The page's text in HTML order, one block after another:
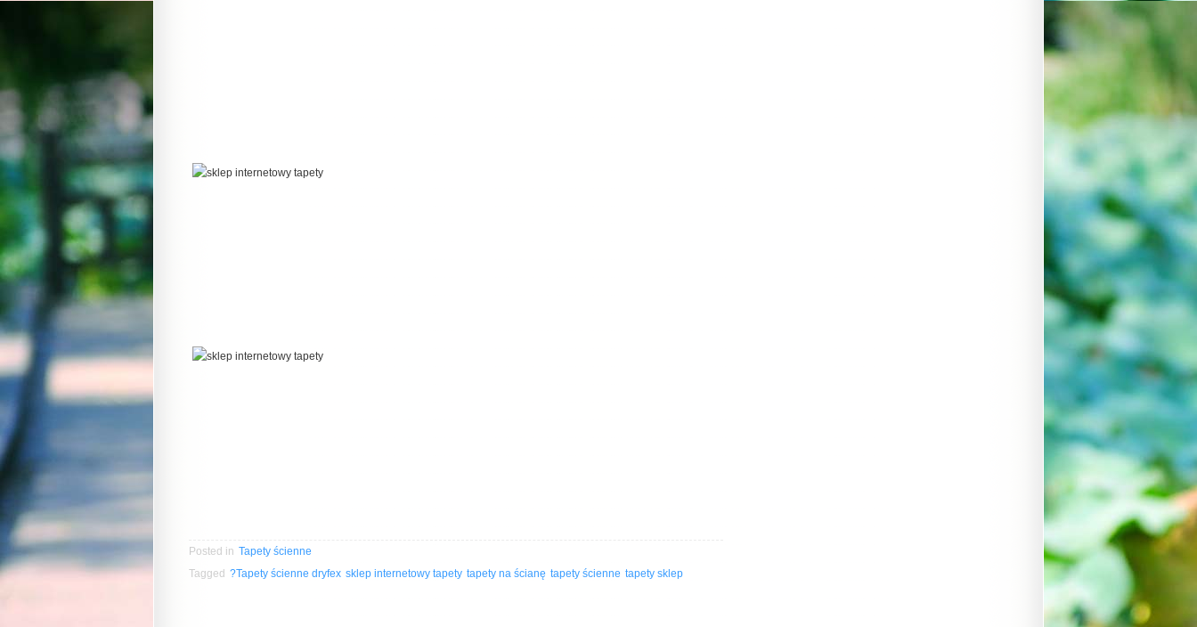
Posted in Tapety ścienne
Tagged ?Tapety ścienne dryfex sklep internetowy tapety tapety na ścianę tapety ścienne tapety sklep